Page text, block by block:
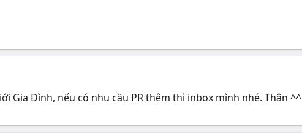
Gia Đình, nếu có nhu cầu PR thêm thì inbox mình nhé. Thân ^^